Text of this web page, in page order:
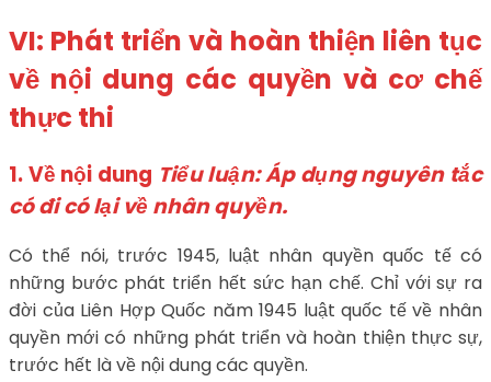
VI: Phát triển và hoàn thiện liên tục
về nội dung các quyền và cơ chế
thực thi
1. Về nội dung Tiểu luận: Áp dụng nguyên tắc
có đi có lại về nhân quyền.
Có thể nói, trước 1945, luật nhân quyền quốc tế có
những bước phát triển hết sức hạn chế. Chỉ với sự ra
đời của Liên Hợp Quốc năm 1945 luật quốc tế về nhân
quyền mới có những phát triển và hoàn thiện thực sự,
trước hết là về nội dung các quyền.